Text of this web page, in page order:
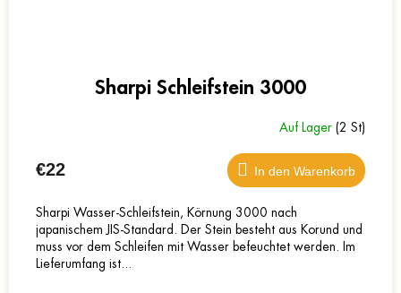
Sharpi Schleifstein 3000
Auf Lager (2 St)
€22 In den Warenkorb
Sharpi Wasser-Schleifstein, Körnung 3000 nach
japanischem JIS-Standard. Der Stein besteht aus Korund und
muss vor dem Schleifen mit Wasser befeuchtet werden. Im
Lieferumfang ist...